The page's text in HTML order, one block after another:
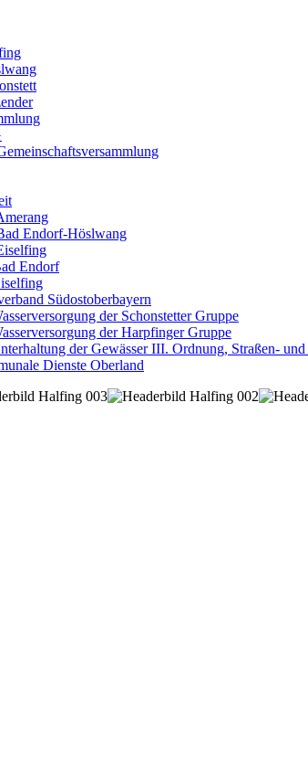
Endorf-Höslwang
Endorf
Südostoberbayern
der Schonstetter Gruppe
der Harpfinger Gruppe
der Gewässer III. Ordnung, Straßen-
Dienste Oberland